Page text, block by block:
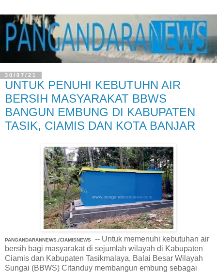
30/07/21
UNTUK PENUHI KEBUTUHN AIR
BERSIH MASYARAKAT BBWS
BANGUN EMBUNG DI KABUPATEN
TASIK, CIAMIS DAN KOTA BANJAR
PANGANDARANNEWS./CIAMISNEWS
-- Untuk memenuhi kebutuhan air
bersih bagi masyarakat di sejumlah wilayah di Kabupaten
Ciamis dan Kabupaten Tasikmalaya, Balai Besar Wilayah
Sungai (BBWS) Citanduy membangun embung sebagai